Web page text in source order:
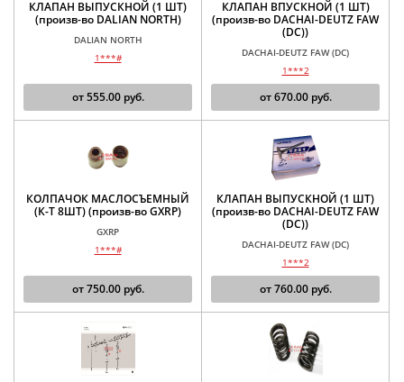
КЛАПАН ВЫПУСКНОЙ (1 ШТ)
(произв-во DALIAN NORTH)
DALIAN NORTH
1***#
от555.00руб.
КЛАПАН ВПУСКНОЙ (1 ШТ)
(произв-во DACHAI-DEUTZ FAW
(DC))
DACHAI-DEUTZ FAW (DC)
1***2
от670.00руб.
КОЛПАЧОК МАСЛОСЪЕМНЫЙ
(К-Т 8ШТ) (произв-во GXRP)
GXRP
1***#
от750.00руб.
КЛАПАН ВЫПУСКНОЙ (1 ШТ)
(произв-во DACHAI-DEUTZ FAW
(DC))
DACHAI-DEUTZ FAW (DC)
1***2
от760.00руб.